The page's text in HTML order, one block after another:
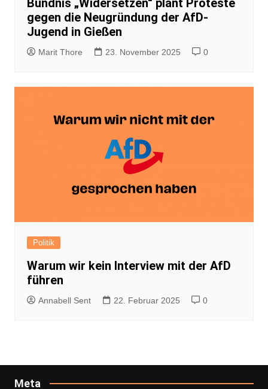
Bündnis „Widersetzen“ plant Proteste
gegen die Neugründung der AfD-
Jugend in Gießen
Marit Thore 23. November 2025 0
Politik
Warum wir kein Interview mit der AfD
führen
Annabell Sent 22. Februar 2025 0
Meta